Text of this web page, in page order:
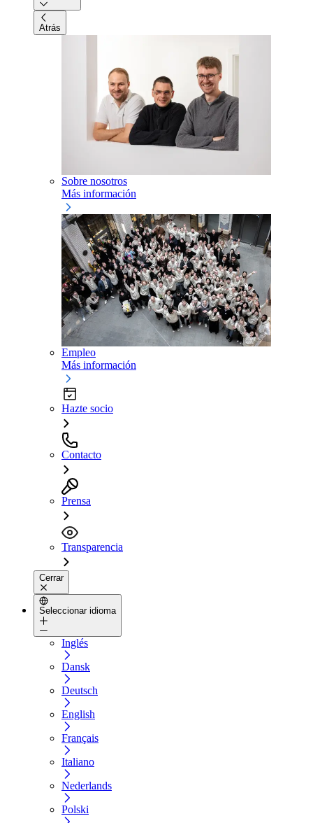
Atrás
Sobre nosotros
Más información
Empleo
Más información
Hazte socio
Contacto
Prensa
Transparencia
Cerrar
Seleccionar idioma
Inglés
Dansk
Deutsch
English
Français
Italiano
Nederlands
Polski